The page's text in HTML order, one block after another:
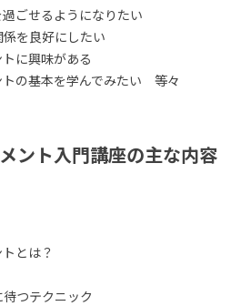
ごせるようになりたい
を良好にしたい
に興味がある
トの基本を学んでみたい 等々
ント入門講座の主な内容
とは？
つテクニック